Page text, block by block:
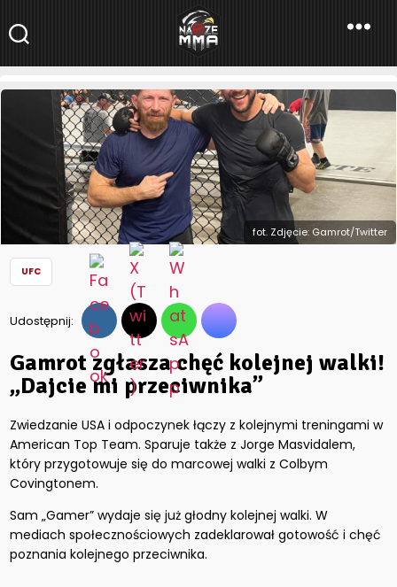
NaszeMMA
NaszeMMA.pl»Aktualności»Świat»UFC»Gamrot zgłasza chęć
kolejnej walki! „Dajcie mi przeciwnika”
fot. Zdjęcie: Gamrot/Twitter
UFC
Udostępnij:
Gamrot zgłasza chęć kolejnej walki!
„Dajcie mi przeciwnika”
Zwiedzanie USA i odpoczynek łączy z kolejnymi treningami w
American Top Team. Sparuje także z Jorge Masvidalem,
który przygotowuje się do marcowej walki z Colbym
Covingtonem.
Sam „Gamer” wydaje się już głodny kolejnej walki. W
mediach społecznościowych zadeklarował gotowość i chęć
poznania kolejnego przeciwnika.